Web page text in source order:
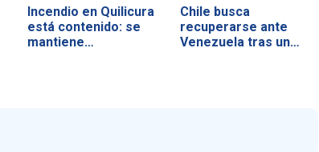
Incendio en Quilicura
está contenido: se
mantiene…
Chile busca
recuperarse ante
Venezuela tras un